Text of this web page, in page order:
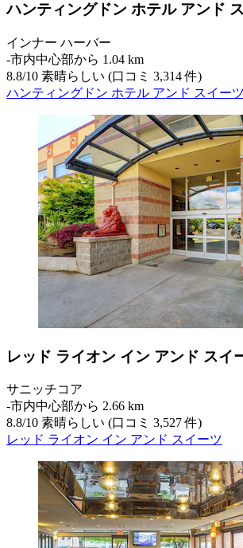
ハンティングドン ホテル アンド
インナー ハーバー
‐市内中心部から 1.04 km
8.8/10 素晴らしい (口コミ 3,314 件)
ハンティングドン ホテル アンド スイーツ
レッド ライオン イン アンド スイ
サニッチコア
‐市内中心部から 2.66 km
8.8/10 素晴らしい (口コミ 3,527 件)
レッド ライオン イン アンド スイーツ